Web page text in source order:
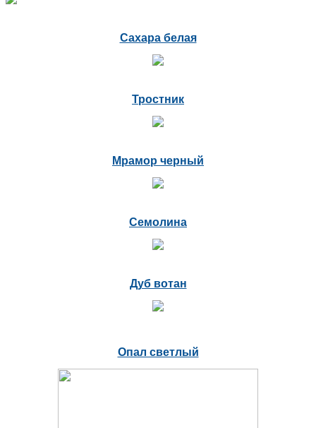
Сахара белая
Тростник
Мрамор черный
Семолина
Дуб вотан
Опал светлый